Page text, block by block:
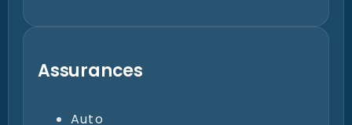
Assurances
Auto